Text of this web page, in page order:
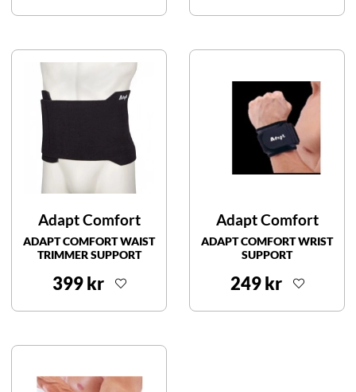
Adapt Comfort
ADAPT COMFORT WAIST
TRIMMER SUPPORT
399 kr
Adapt Comfort
ADAPT COMFORT WRIST
SUPPORT
249 kr